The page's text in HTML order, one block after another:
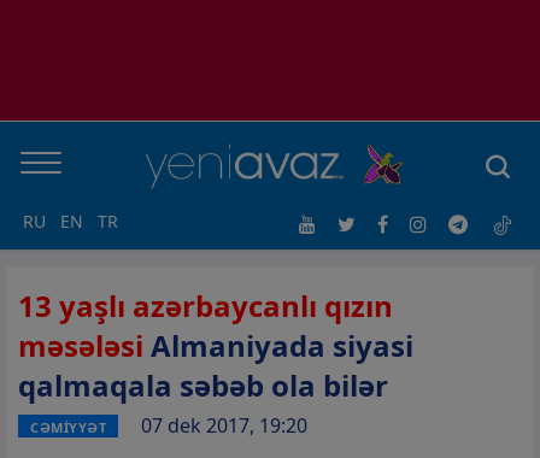
RU EN TR
13 yaşlı azərbaycanlı qızın
məsələsi Almaniyada siyasi
qalmaqala səbəb ola bilər
CƏMİYYƏT 07 dek 2017, 19:20